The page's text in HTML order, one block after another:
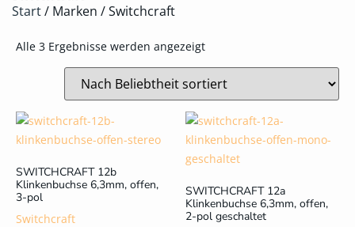
Start/ Marken / Switchcraft
Alle 3 Ergebnisse werden angezeigt
SWITCHCRAFT 12b
Klinkenbuchse 6,3mm, offen,
3-pol
Switchcraft
SWITCHCRAFT 12a
Klinkenbuchse 6,3mm, offen,
2-pol geschaltet